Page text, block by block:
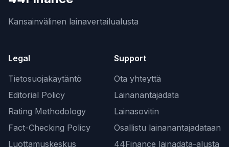
Kansainvälinen lainavertailualusta
Legal
Tietosuojakäytäntö
Editorial Policy
Rating Methodology
Fact-Checking Policy
Luottamuskeskus
Support
Ota yhteyttä
Lainanantajadata
Lainasovitin
Osallistu lainanantajadataan
44Finance lainadata-alusta